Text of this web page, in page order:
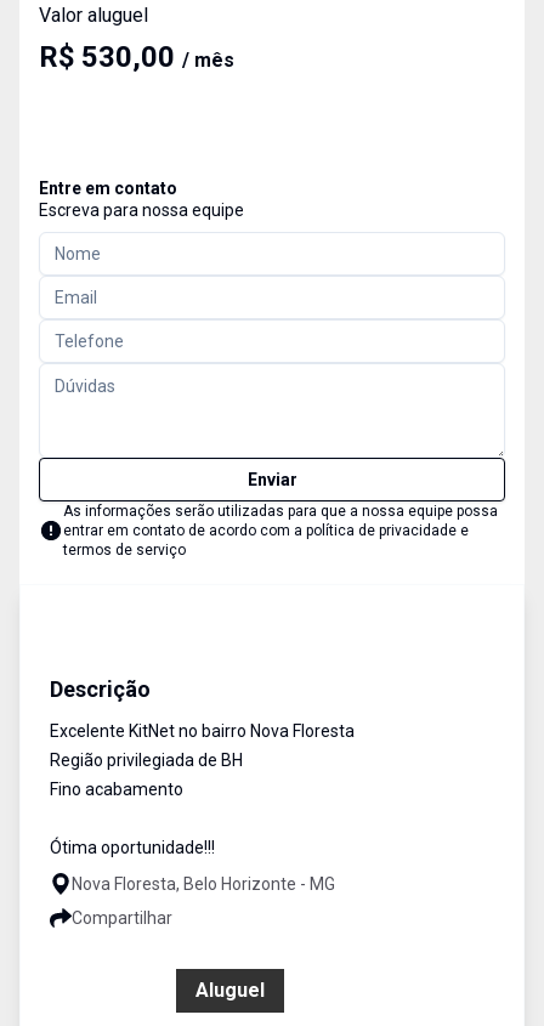
Valor aluguel
R$ 530,00 / mês
Entre em contato
Escreva para nossa equipe
Enviar
As informações serão utilizadas para que a nossa equipe possa
entrar em contato de acordo com a política de privacidade e
termos de serviço
Descrição
Excelente KitNet no bairro Nova Floresta
Região privilegiada de BH
Fino acabamento
Ótima oportunidade!!!
Nova Floresta, Belo Horizonte - MG
Compartilhar
Aluguel